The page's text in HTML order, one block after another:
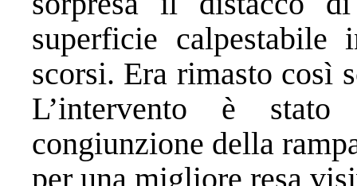
superficie calpestabile
scorsi. Era rimasto così
L’intervento è
congiunzione della
per una migliore resa